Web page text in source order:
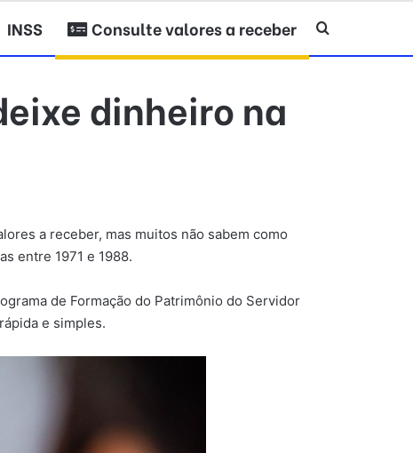
INSS Consulte valores a receber Procurar por
dinheiro na
a receber, mas muitos não sabem como
entre 1971 e 1988.
de Formação do Patrimônio do Servidor
e simples.